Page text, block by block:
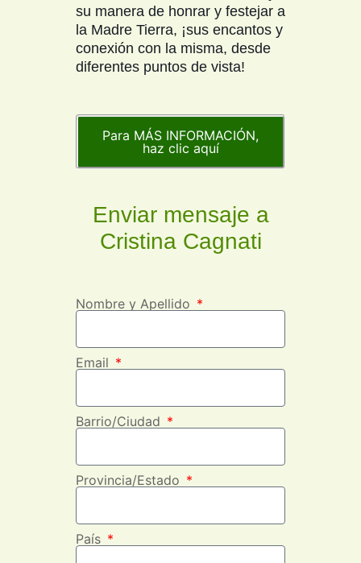
su manera de honrar y festejar a
la Madre Tierra, ¡sus encantos y
conexión con la misma, desde
diferentes puntos de vista!
Para MÁS INFORMACIÓN,
haz clic aquí
Enviar mensaje a
Cristina Cagnati
Nombre y Apellido
Email
Barrio/Ciudad
Provincia/Estado
País